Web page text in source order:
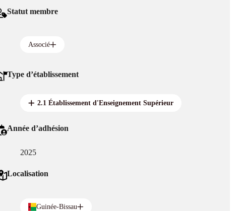
Statut membre
Associé
Type d’établissement
2.1 Établissement d'Enseignement Supérieur
Année d’adhésion
2025
Localisation
Guinée-Bissau